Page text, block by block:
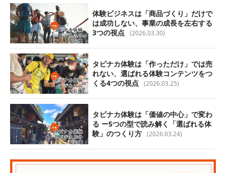
体験ビジネスは「商品づくり」だけで
は成功しない、事業の成長を左右する
3つの視点 (2026.03.30)
タビナカ体験は「作っただけ」では売
れない、選ばれる体験コンテンツをつ
くる4つの視点 (2026.03.25)
タビナカ体験は「価値の中心」で変わ
る ー5つの型で読み解く「選ばれる体
験」のつくり方 (2026.03.24)